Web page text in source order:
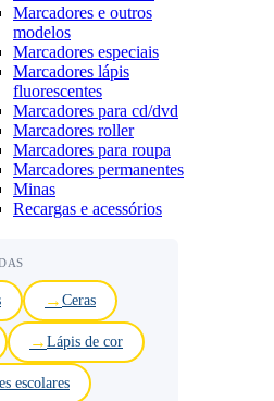
Marcadores e outros
modelos
Marcadores especiais
Marcadores lápis
fluorescentes
Marcadores para cd/dvd
Marcadores roller
Marcadores para roupa
Marcadores permanentes
Minas
Recargas e acessórios
Ceras
Lápis de cor
escolares